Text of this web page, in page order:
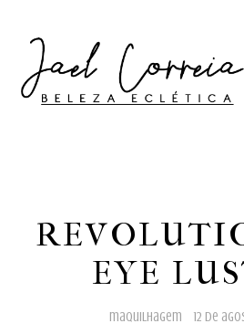
EYE
maquilhagem 12 de